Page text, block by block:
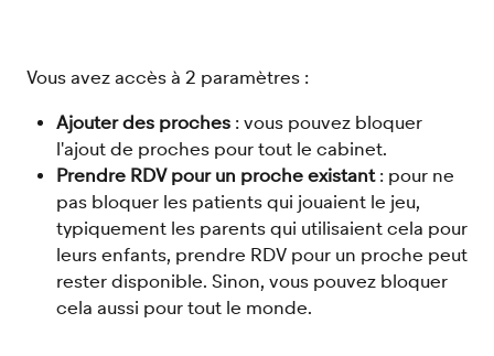
Vous avez accès à 2 paramètres :
Ajouter des proches : vous pouvez bloquer
l'ajout de proches pour tout le cabinet.
Prendre RDV pour un proche existant : pour ne
pas bloquer les patients qui jouaient le jeu,
typiquement les parents qui utilisaient cela pour
leurs enfants, prendre RDV pour un proche peut
rester disponible. Sinon, vous pouvez bloquer
cela aussi pour tout le monde.